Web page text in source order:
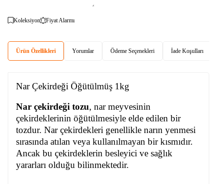
Koleksiyon Fiyat Alarmı
Ürün Özellikleri Yorumlar Ödeme Seçenekleri İade Koşulları
Nar Çekirdeği Öğütülmüş 1kg
Nar çekirdeği tozu, nar meyvesinin
çekirdeklerinin öğütülmesiyle elde edilen bir
tozdur. Nar çekirdekleri genellikle narın yenmesi
sırasında atılan veya kullanılmayan bir kısmıdır.
Ancak bu çekirdeklerin besleyici ve sağlık
yararları olduğu bilinmektedir.